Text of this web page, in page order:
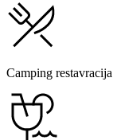
Camping restavracija